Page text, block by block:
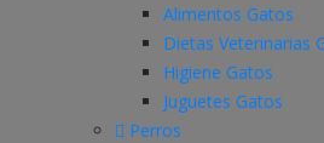
Alimentos Gatos
Dietas Veterinarias
Higiene Gatos
Juguetes Gatos
Perros